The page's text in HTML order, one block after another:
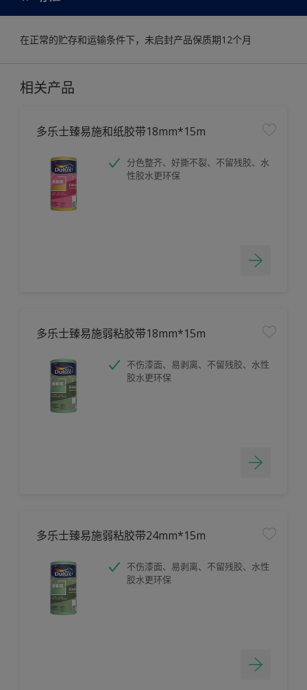
在正常的贮存和运输条件下，未启封产品保质期12个月
相关产品
多乐士臻易施和纸胶带18mm*15m
分色整齐、好撕不裂、不留残胶、水
性胶水更环保
多乐士臻易施弱粘胶带18mm*15m
不伤漆面、易剥离、不留残胶、水性
胶水更环保
多乐士臻易施弱粘胶带24mm*15m
不伤漆面、易剥离、不留残胶、水性
胶水更环保